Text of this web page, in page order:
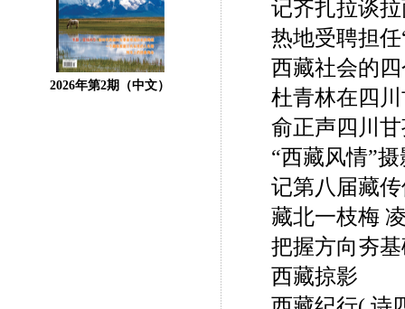
2026年第2期（中文）
记齐扎拉谈
热地受聘担
西藏社会的
杜青林在四
俞正声四川
“西藏风情”
记第八届藏
藏北一枝梅
把握方向夯
西藏掠影